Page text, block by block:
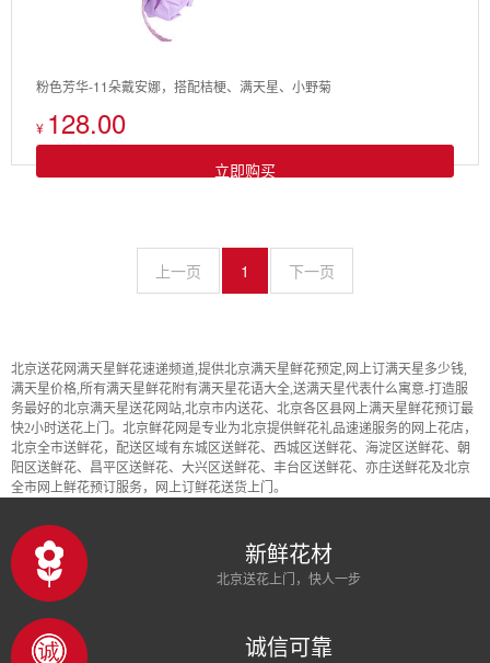
粉色芳华-11朵戴安娜，搭配桔梗、满天星、小野菊
¥ 128.00
立即购买
上一页 1 下一页
北京送花网满天星鲜花速递频道,提供北京满天星鲜花预定,网上订满天星多少钱,
满天星价格,所有满天星鲜花附有满天星花语大全,送满天星代表什么寓意-打造服
务最好的北京满天星送花网站,北京市内送花、北京各区县网上满天星鲜花预订最
快2小时送花上门。北京鲜花网是专业为北京提供鲜花礼品速递服务的网上花店，
北京全市送鲜花，配送区域有东城区送鲜花、西城区送鲜花、海淀区送鲜花、朝
阳区送鲜花、昌平区送鲜花、大兴区送鲜花、丰台区送鲜花、亦庄送鲜花及北京
全市网上鲜花预订服务，网上订鲜花送货上门。
新鲜花材
北京送花上门，快人一步
诚信可靠